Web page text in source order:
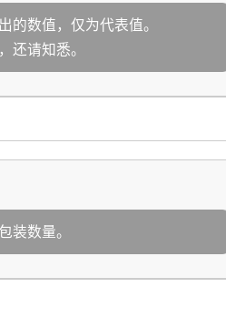
的数值，仅为代表值。
还请知悉。
装数量。